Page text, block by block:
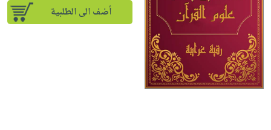
إختياراتنا
كتب
أكاديمية
صندوق
القراءة
iKitab
بلا
حدود
أسئلة
يتكرر
أسئلة
يتكرر
طرحها
تحميل
masmu3
على
المواضيع
الأكثر
مبيعاً
إختياراتنا
وسائل
تعليمية
الصحة
والعناية
الشخصية
جديد
أضف الى الطلبية